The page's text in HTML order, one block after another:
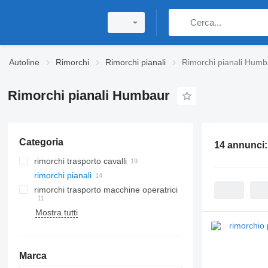
Autoline Rimorchi Rimorchi pianali Rimorchi pianali
Rimorchi pianali Humbaur
Categoria
rimorchi trasporto cavalli
rimorchi pianali
rimorchi trasporto macchine operatrici
Mostra tutti
Marca
14 annunci: